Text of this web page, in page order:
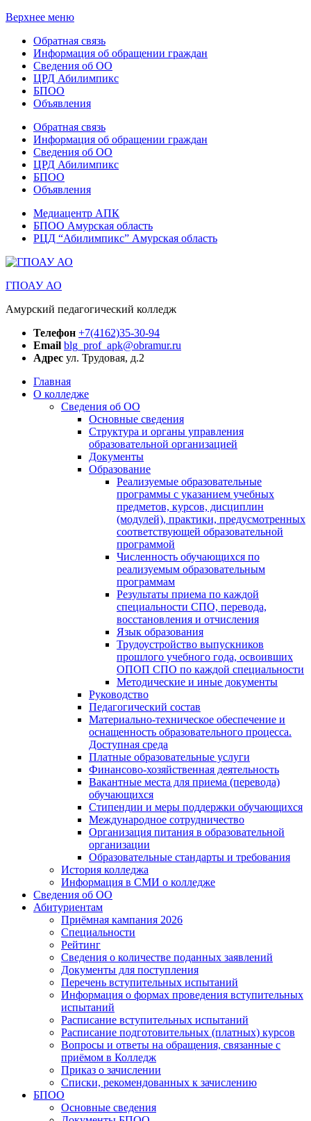
Верхнее меню
Обратная связь
Информация об обращении граждан
Сведения об ОО
ЦРД Абилимпикс
БПОО
Объявления
Обратная связь
Информация об обращении граждан
Сведения об ОО
ЦРД Абилимпикс
БПОО
Объявления
Медиацентр АПК
БПОО Амурская область
РЦД “Абилимпикс” Амурская область
ГПОАУ АО
Амурский педагогический колледж
Телефон +7(4162)35-30-94
Email blg_prof_apk@obramur.ru
Адрес ул. Трудовая, д.2
Главная
О колледже
Сведения об ОО
Основные сведения
Структура и органы управления
образовательной организацией
Документы
Образование
Реализуемые образовательные
программы с указанием учебных
предметов, курсов, дисциплин
(модулей), практики, предусмотренных
соответствующей образовательной
программой
Численность обучающихся по
реализуемым образовательным
программам
Результаты приема по каждой
специальности СПО, перевода,
восстановления и отчисления
Язык образования
Трудоустройство выпускников
прошлого учебного года, освоивших
ОПОП СПО по каждой специальности
Методические и иные документы
Руководство
Педагогический состав
Материально-техническое обеспечение и
оснащенность образовательного процесса.
Доступная среда
Платные образовательные услуги
Финансово-хозяйственная деятельность
Вакантные места для приема (перевода)
обучающихся
Стипендии и меры поддержки обучающихся
Международное сотрудничество
Организация питания в образовательной
организации
Образовательные стандарты и требования
История колледжа
Информация в СМИ о колледже
Сведения об ОО
Абитуриентам
Приёмная кампания 2026
Специальности
Рейтинг
Сведения о количестве поданных заявлений
Документы для поступления
Перечень вступительных испытаний
Информация о формах проведения вступительных
испытаний
Расписание вступительных испытаний
Расписание подготовительных (платных) курсов
Вопросы и ответы на обращения, связанные с
приёмом в Колледж
Приказ о зачислении
Списки, рекомендованных к зачислению
БПОО
Основные сведения